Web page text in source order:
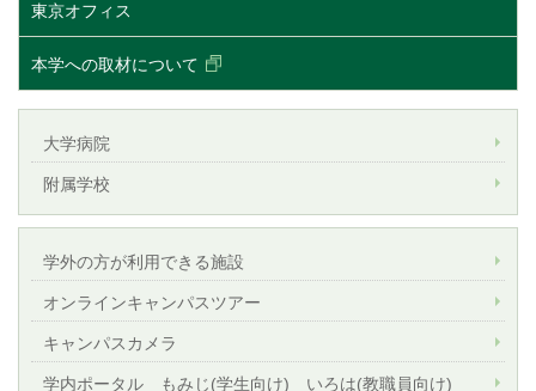
東京オフィス
本学への取材について
大学病院
附属学校
学外の方が利用できる施設
オンラインキャンパスツアー
キャンパスカメラ
学内ポータル もみじ(学生向け) いろは(教職員向け)